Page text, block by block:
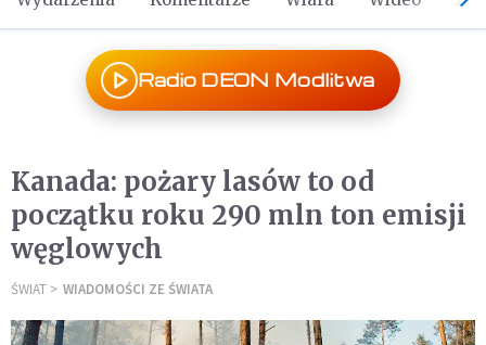
Radio DEON Modlitwa
Kanada: pożary lasów to od
początku roku 290 mln ton emisji
węglowych
ŚWIAT WIADOMOŚCI ZE ŚWIATA